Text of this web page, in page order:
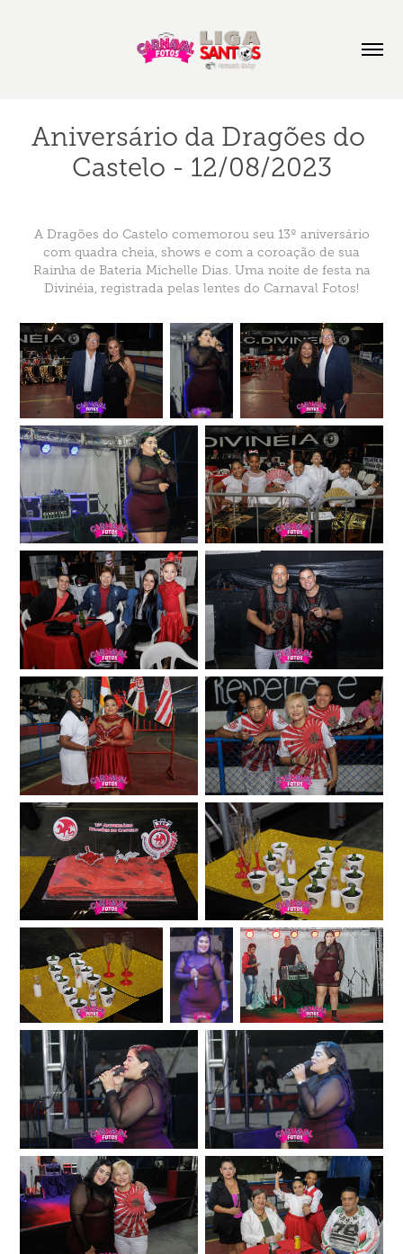
Aniversário da Dragões do
Castelo - 12/08/2023
A Dragões do Castelo comemorou seu 13º aniversário
com quadra cheia, shows e com a coroação de sua
Rainha de Bateria Michelle Dias. Uma noite de festa na
Divinéia, registrada pelas lentes do Carnaval Fotos!